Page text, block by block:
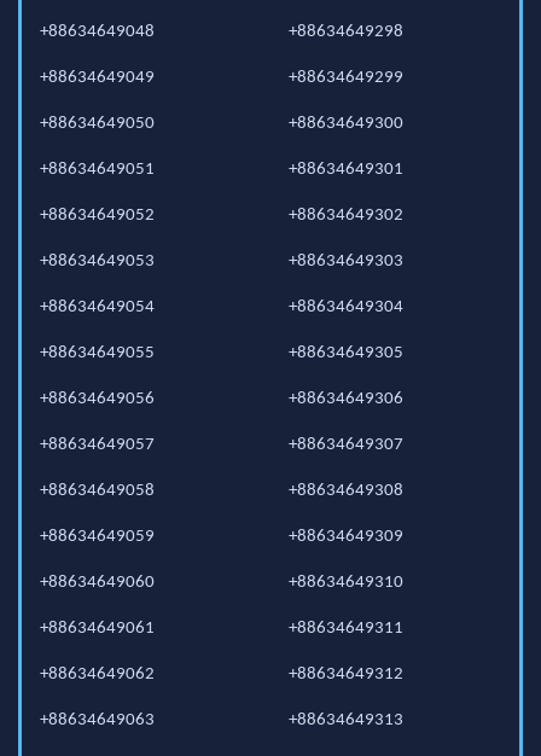
+88634649048
+88634649049
+88634649050
+88634649051
+88634649052
+88634649053
+88634649054
+88634649055
+88634649056
+88634649057
+88634649058
+88634649059
+88634649060
+88634649061
+88634649062
+88634649063
+88634649298
+88634649299
+88634649300
+88634649301
+88634649302
+88634649303
+88634649304
+88634649305
+88634649306
+88634649307
+88634649308
+88634649309
+88634649310
+88634649311
+88634649312
+88634649313